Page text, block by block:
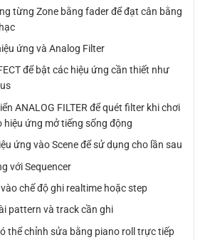
từng Zone bằng fader để đạt cân bằng
ứng và Analog Filter
để bật các hiệu ứng cần thiết như
ANALOG FILTER để quét filter khi chơi
hiệu ứng mở tiếng sống động
ứng vào Scene để sử dụng cho lần sau
với Sequencer
vào chế độ ghi realtime hoặc step
pattern và track cần ghi
thể chỉnh sửa bằng piano roll trực tiếp